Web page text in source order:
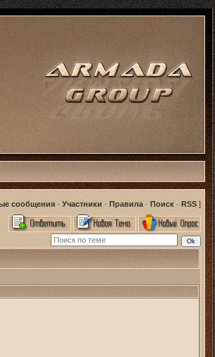
сообщения · Участники · Правила · Поиск · RSS ]